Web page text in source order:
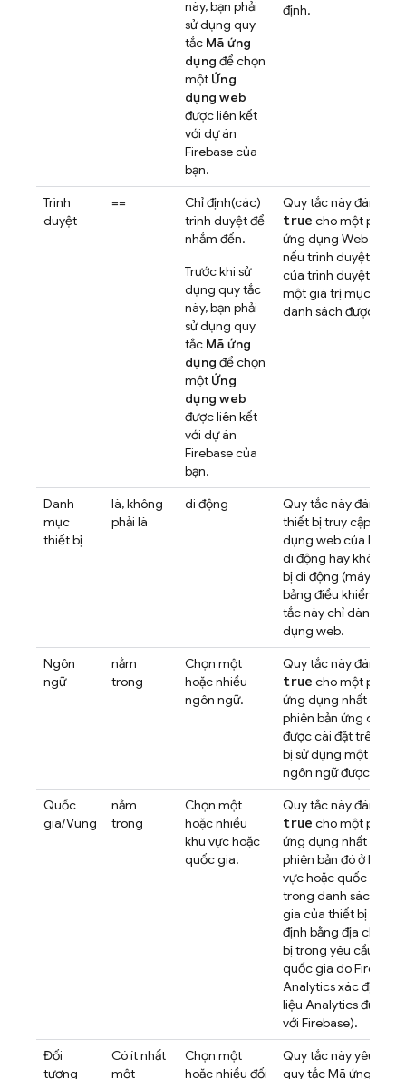
này, bạn phải
sử dụng quy
tắc Mã ứng
dụng để chọn
một Ứng
dụng web
được liên kết
với dự án
Firebase của
bạn.
định.
Trình
duyệt
==
Chỉ định(các)
trình duyệt để
nhắm đến.
Trước khi sử
dụng quy tắc
này, bạn phải
sử dụng quy
tắc Mã ứng
dụng để chọn
một Ứng
dụng web
được liên kết
với dự án
Firebase của
bạn.
Quy tắc này đánh
true cho một phiên
ứng dụng Web nhất
nếu trình duyệt và
của trình duyệt đó
một giá trị mục tiêu
danh sách được chỉ
Danh
mục
thiết bị
là, không
phải là
di động
Quy tắc này đánh
thiết bị truy cập vào
dụng web của bạn là
di động hay không
bị di động (máy tính
bảng điều khiển).
tắc này chỉ dành cho
dụng web.
Ngôn
ngữ
nằm
trong
Chọn một
hoặc nhiều
ngôn ngữ.
Quy tắc này đánh
true cho một phiên
ứng dụng nhất định
phiên bản ứng dụng
được cài đặt trên
bị sử dụng một trong
ngôn ngữ được liệt
Quốc
gia/Vùng
nằm
trong
Chọn một
hoặc nhiều
khu vực hoặc
quốc gia.
Quy tắc này đánh
true cho một phiên
ứng dụng nhất định
phiên bản đó ở bất kỳ
vực hoặc quốc gia
trong danh sách. Mã
gia của thiết bị được
định bằng địa chỉ IP
bị trong yêu cầu
quốc gia do Firebase
Analytics xác định
liệu Analytics được
với Firebase).
Đối
tượng
Có ít nhất
một
Chọn một
hoặc nhiều đối
Quy tắc này yêu cầu
quy tắc Mã ứng